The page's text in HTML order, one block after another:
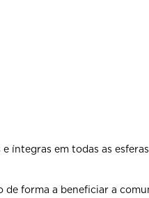
e íntegras em todas as
de forma a beneficiar a